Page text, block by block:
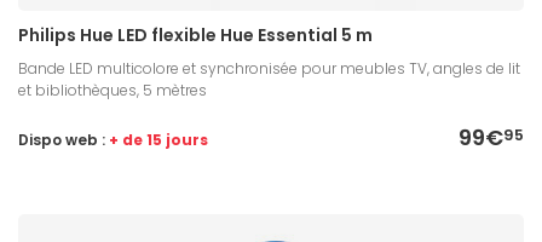
Philips Hue LED flexible Hue Essential 5 m
Bande LED multicolore et synchronisée pour meubles TV, angles de lit
et bibliothèques, 5 mètres
99€95
Dispo web : + de 15 jours